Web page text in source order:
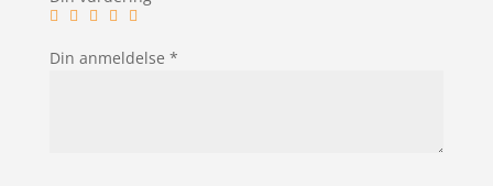
Din anmeldelse *